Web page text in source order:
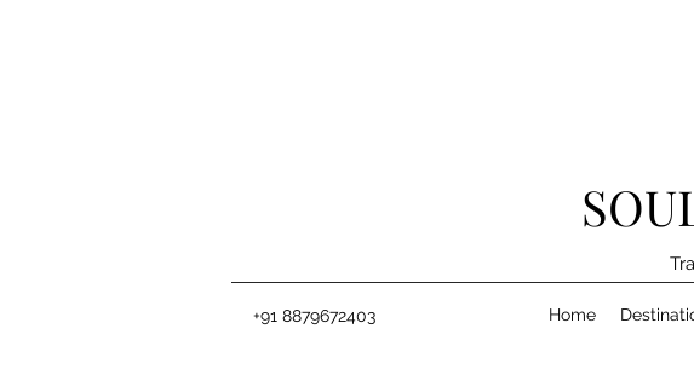
+91 8879672403 Home